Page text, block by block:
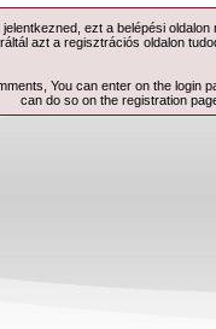
ezt a belépésioldalon
azt a regisztrációs oldalon
You can enter on the login
can do so on the registration